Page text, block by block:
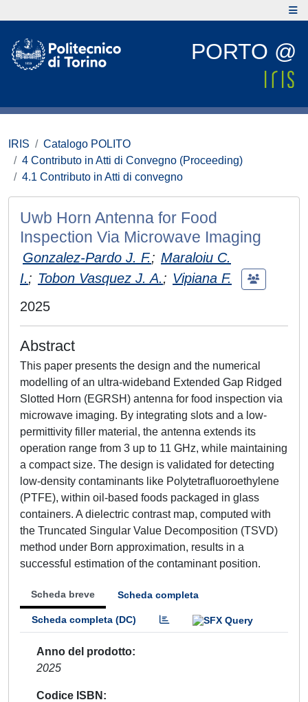
PORTO @
IRIS
Catalogo POLITO
4 Contributo in Atti di Convegno (Proceeding)
4.1 Contributo in Atti di convegno
Uwb Horn Antenna for Food
Inspection Via Microwave Imaging
Gonzalez-Pardo J. F.; Maraloiu C.
I.; Tobon Vasquez J. A.; Vipiana F.
2025
Abstract
This paper presents the design and the numerical
modelling of an ultra-wideband Extended Gap Ridged
Slotted Horn (EGRSH) antenna for food inspection via
microwave imaging. By integrating slots and a low-
permittivity filler material, the antenna extends its
operation range from 3 up to 11 GHz, while maintaining
a compact size. The design is validated for detecting
low-density contaminants like Polytetrafluoroethylene
(PTFE), within oil-based foods packaged in glass
containers. A dielectric contrast map, computed with
the Truncated Singular Value Decomposition (TSVD)
method under Born approximation, results in a
successful estimation of the contaminant position.
Scheda breve Scheda completa
Scheda completa (DC)
Anno del prodotto
2025
Codice ISBN